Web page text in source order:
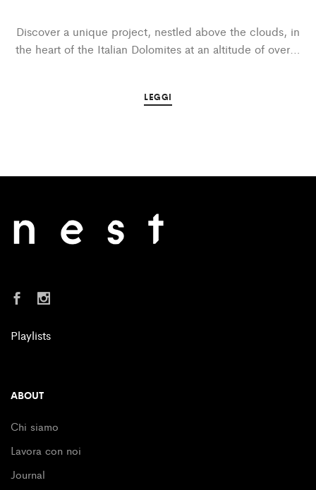
Discover a unique project, nestled above the clouds, in
the heart of the Italian Dolomites at an altitude of over…
LEGGI
Playlists
ABOUT
Chi siamo
Lavora con noi
Journal